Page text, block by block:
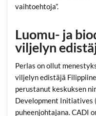
vaihtoehtoja”.
Luomu- ja
viljelyn
Perlas on ollut
viljelyn edistäjä
perustanut keskuksen
Development Initiatives
puheenjohtajana. CADI